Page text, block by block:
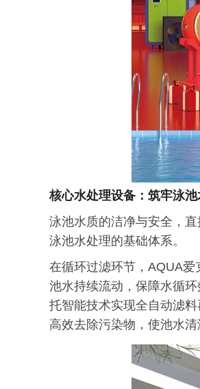
核心水处理设备：筑牢泳
泳池水质的洁净与安全，
泳池水处理的基础体系。
在循环过滤环节，AQUA
池水持续流动，保障水循
托智能技术实现全自动滤
高效去除污染物，使池水清